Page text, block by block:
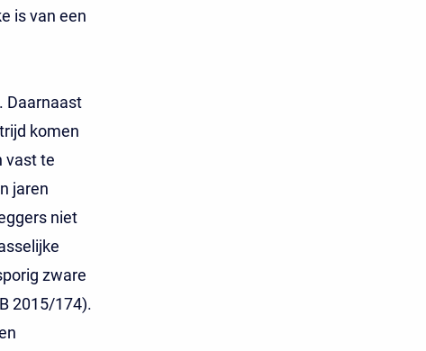
is van een
Daarnaast
komen
vast te
jaren
niet
zware
2015/174).